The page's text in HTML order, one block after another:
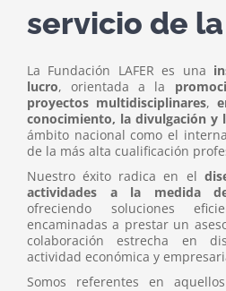
servicio de
La Fundación LAFER es una
lucro, orientada a la
proyectos multidisciplinares,
conocimiento, la divulgación y
ámbito nacional como el
de la más alta cualificación
Nuestro éxito radica en el
actividades a la medida
ofreciendo soluciones
encaminadas a prestar un
colaboración estrecha en
actividad económica y
Somos referentes en